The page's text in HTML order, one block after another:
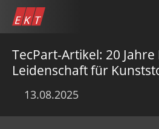
Přejít
hlavnímu
obsahu
TecPart-Artikel: 20 Jahre
Leidenschaft für
13.08.2025